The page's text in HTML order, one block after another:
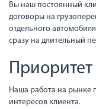
Вы наш постоянный
договоры на
отдельного
сразу на длительный
Приоритет
Наша работа на рынке
интересов клиента.